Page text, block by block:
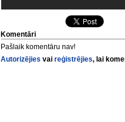
Komentāri
Pašlaik komentāru nav!
Autorizējies vaireģistrējies, lai